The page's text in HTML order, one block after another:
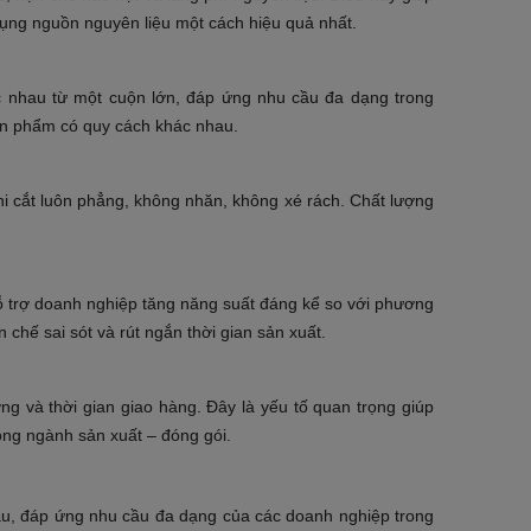
nguồn nguyên liệu một cách hiệu quả nhất.
từ một cuộn lớn, đáp ứng nhu cầu đa dạng trong
có quy cách khác nhau.
cắt luôn phẳng, không nhăn, không xé rách. Chất lượng
trợ doanh nghiệp tăng năng suất đáng kể so với phương
sai sót và rút ngắn thời gian sản xuất.
và thời gian giao hàng. Đây là yếu tố quan trọng giúp
ngành sản xuất – đóng gói.
đáp ứng nhu cầu đa dạng của các doanh nghiệp trong